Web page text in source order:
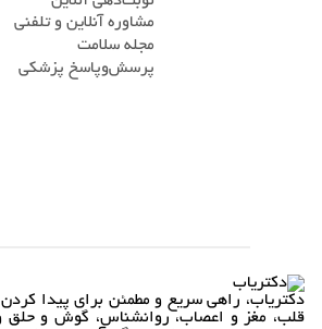
مشاوره آنلاین و تلفنی
مجله سلامت
پرسش‌و‌پاسخ پزشکی
دکتریاب، راهی سریع و مطمئن برای پیدا
قلب، مغز و اعصاب، روانشناس، گوش و حلق